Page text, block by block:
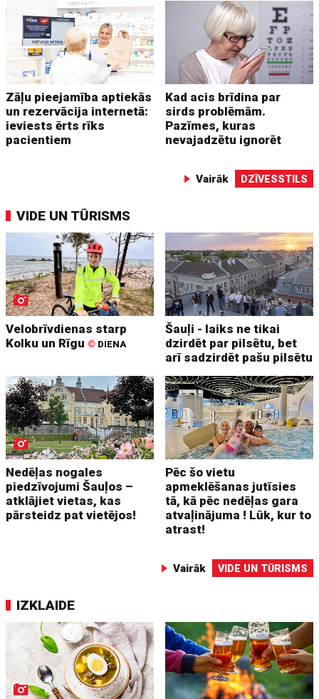
Zāļu pieejamība aptiekās
un rezervācija internetā:
ieviests ērts rīks
pacientiem
Kad acis brīdina par
sirds problēmām.
Pazīmes, kuras
nevajadzētu ignorēt
Vairāk DZĪVESSTILS
VIDE UN TŪRISMS
Velobrīvdienas starp
Kolku un Rīgu © DIENA
Šauļi - laiks ne tikai
dzirdēt par pilsētu, bet
arī sadzirdēt pašu pilsētu
Nedēļas nogales
piedzīvojumi Šauļos –
atklājiet vietas, kas
pārsteidz pat vietējos!
Pēc šo vietu
apmeklēšanas jutīsies
tā, kā pēc nedēļas gara
atvaļinājuma ! Lūk, kur to
atrast!
Vairāk VIDE UN TŪRISMS
IZKLAIDE